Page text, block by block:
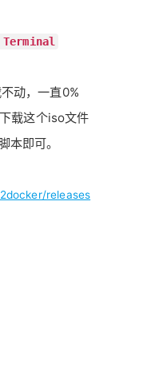
动，一直0%
载这个iso文件
本即可。
releases